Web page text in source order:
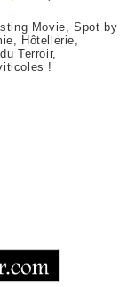
Movie, Spot by
Hôtellerie,
Terroir,
!